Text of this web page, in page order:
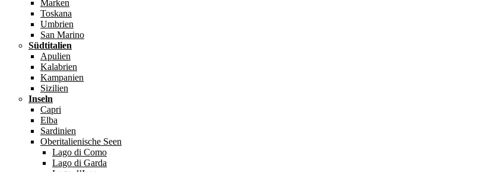
Marken
Toskana
Umbrien
San Marino
Südtitalien
Apulien
Kalabrien
Kampanien
Sizilien
Inseln
Capri
Elba
Sardinien
Oberitalienische Seen
Lago di Como
Lago di Garda